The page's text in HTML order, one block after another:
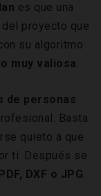
es que una
proyecto que
su algoritmo
muy valiosa.
de personas
Basta
quieto a que
ti. Después se
PDF, DXF o JPG.